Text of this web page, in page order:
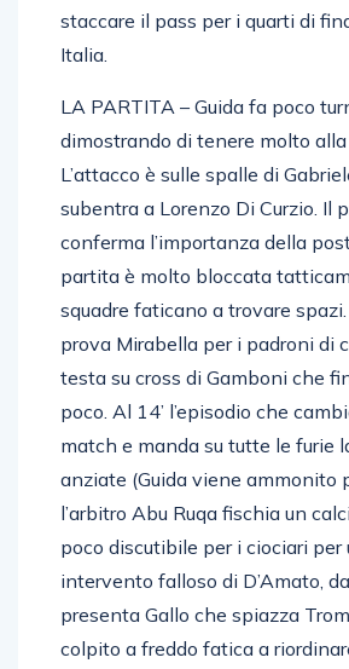
staccare il pass per i quarti di
Italia.
LA PARTITA – Guida fa poco
dimostrando di tenere molto
L’attacco è sulle spalle di
subentra a Lorenzo Di Curzio. Il
conferma l’importanza della
partita è molto bloccata
squadre faticano a trovare spazi.
prova Mirabella per i padroni di
testa su cross di Gamboni che
poco. Al 14’ l’episodio che
match e manda su tutte le furie
anziate (Guida viene ammonito
l’arbitro Abu Ruqa fischia un
poco discutibile per i ciociari per
intervento falloso di D’Amato,
presenta Gallo che spiazza
colpito a freddo fatica a